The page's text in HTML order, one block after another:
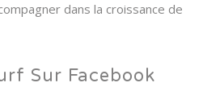
dans la croissance de
Sur Facebook